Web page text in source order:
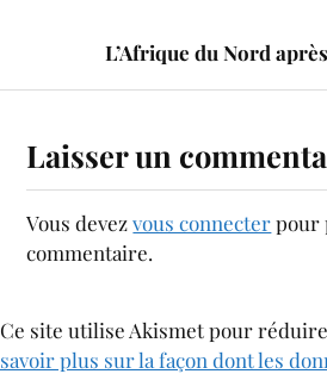
L’Afrique du Nord
Laisser un
Vous devezvous connecterpour
commentaire.
Ce site utilise Akismet pour
savoir plus sur la façon dont les